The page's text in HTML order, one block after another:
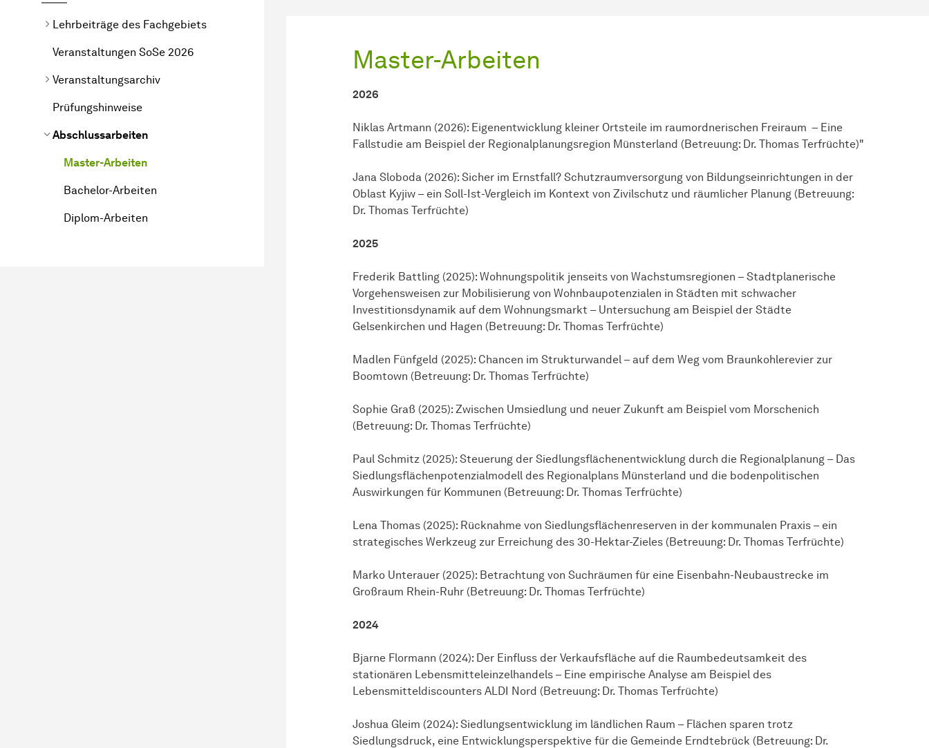
Lehrbeiträge des Fachgebiets
Veranstaltungen SoSe 2026
Veranstaltungsarchiv
Prüfungshinweise
Abschlussarbeiten
Master-Arbeiten
Bachelor-Arbeiten
Diplom-Arbeiten
Master-Arbeiten
2026
Niklas Artmann (2026): Eigenentwicklung kleiner Ortsteile im raumordnerischen Freiraum – Eine
Fallstudie am Beispiel der Regionalplanungsregion Münsterland (Betreuung: Dr. Thomas Terfrüchte)"
Jana Sloboda (2026): Sicher im Ernstfall? Schutzraumversorgung von Bildungseinrichtungen in der
Oblast Kyjiw – ein Soll-Ist-Vergleich im Kontext von Zivilschutz und räumlicher Planung (Betreuung:
Dr. Thomas Terfrüchte)
2025
Frederik Battling (2025): Wohnungspolitik jenseits von Wachstumsregionen – Stadtplanerische
Vorgehensweisen zur Mobilisierung von Wohnbaupotenzialen in Städten mit schwacher
Investitionsdynamik auf dem Wohnungsmarkt – Untersuchung am Beispiel der Städte
Gelsenkirchen und Hagen (Betreuung: Dr. Thomas Terfrüchte)
Madlen Fünfgeld (2025): Chancen im Strukturwandel – auf dem Weg vom Braunkohlerevier zur
Boomtown (Betreuung: Dr. Thomas Terfrüchte)
Sophie Graß (2025): Zwischen Umsiedlung und neuer Zukunft am Beispiel vom Morschenich
(Betreuung: Dr. Thomas Terfrüchte)
Paul Schmitz (2025): Steuerung der Siedlungsflächenentwicklung durch die Regionalplanung – Das
Siedlungsflächenpotenzialmodell des Regionalplans Münsterland und die bodenpolitischen
Auswirkungen für Kommunen (Betreuung: Dr. Thomas Terfrüchte)
Lena Thomas (2025): Rücknahme von Siedlungsflächenreserven in der kommunalen Praxis – ein
strategisches Werkzeug zur Erreichung des 30-Hektar-Zieles (Betreuung: Dr. Thomas Terfrüchte)
Marko Unterauer (2025): Betrachtung von Suchräumen für eine Eisenbahn-Neubaustrecke im
Großraum Rhein-Ruhr (Betreuung: Dr. Thomas Terfrüchte)
2024
Bjarne Flormann (2024): Der Einfluss der Verkaufsfläche auf die Raumbedeutsamkeit des
stationären Lebensmitteleinzelhandels – Eine empirische Analyse am Beispiel des
Lebensmitteldiscounters ALDI Nord (Betreuung: Dr. Thomas Terfrüchte)
Joshua Gleim (2024): Siedlungsentwicklung im ländlichen Raum – Flächen sparen trotz
Siedlungsdruck, eine Entwicklungsperspektive für die Gemeinde Erndtebrück (Betreuung: Dr.